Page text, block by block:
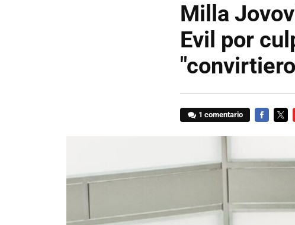
Milla
Evil por
1 comentario